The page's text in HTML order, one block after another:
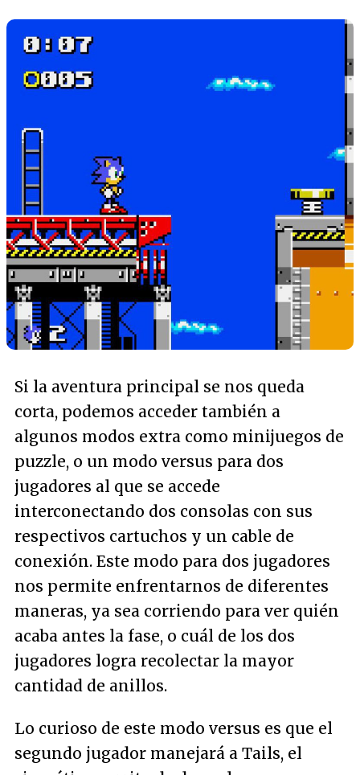
Si la aventura principal se nos queda
corta, podemos acceder también a
algunos modos extra como minijuegos de
puzzle, o un modo versus para dos
jugadores al que se accede
interconectando dos consolas con sus
respectivos cartuchos y un cable de
conexión. Este modo para dos jugadores
nos permite enfrentarnos de diferentes
maneras, ya sea corriendo para ver quién
acaba antes la fase, o cuál de los dos
jugadores logra recolectar la mayor
cantidad de anillos.
Lo curioso de este modo versus es que el
segundo jugador manejará a Tails, el